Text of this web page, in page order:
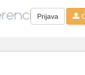
Prijava